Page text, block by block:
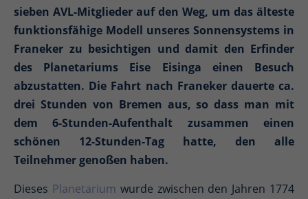
sieben AVL-Mitglieder auf den Weg, um das älteste
funktionsfähige Modell unseres Sonnensystems in
Franeker zu besichtigen und damit den Erfinder
des Planetariums Eise Eisinga einen Besuch
abzustatten. Die Fahrt nach Franeker dauerte ca.
drei Stunden von Bremen aus, so dass man mit
dem 6-Stunden-Aufenthalt zusammen einen
schönen 12-Stunden-Tag hatte, den alle
Teilnehmer genoßen haben.
Dieses Planetarium wurde zwischen den Jahren 1774